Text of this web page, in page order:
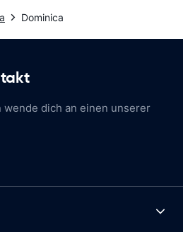
Dominica
dich an einen unserer